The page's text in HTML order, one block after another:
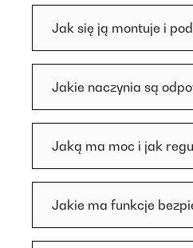
Jak się ją montuje i
Jakie naczynia są
Jaką ma moc i jak
Jakie ma funkcje